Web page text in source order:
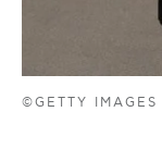
©GETTY IMAGES